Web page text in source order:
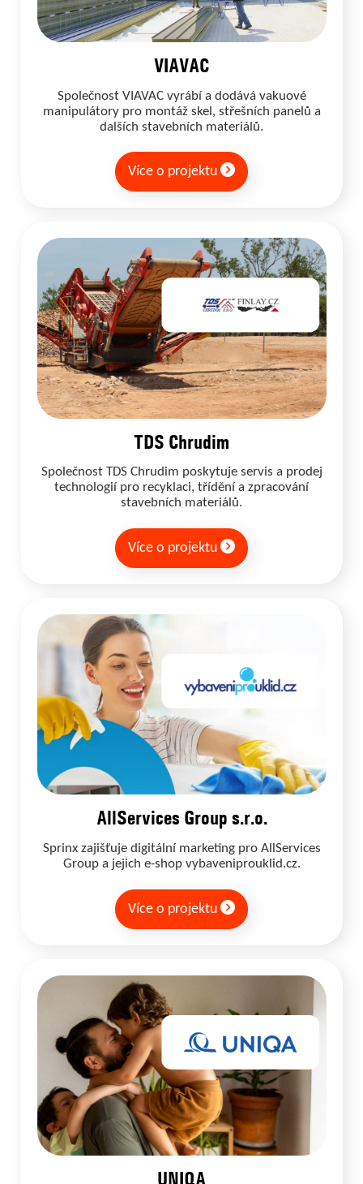
VIAVAC
Společnost VIAVAC vyrábí a dodává vakuové
manipulátory pro montáž skel, střešních panelů a
dalších stavebních materiálů.
Více o projektu
TDS Chrudim
Společnost TDS Chrudim poskytuje servis a prodej
technologií pro recyklaci, třídění a zpracování
stavebních materiálů.
Více o projektu
AllServices Group s.r.o.
Sprinx zajišťuje digitální marketing pro AllServices
Group a jejich e-shop vybaveniprouklid.cz.
Více o projektu
UNIQA